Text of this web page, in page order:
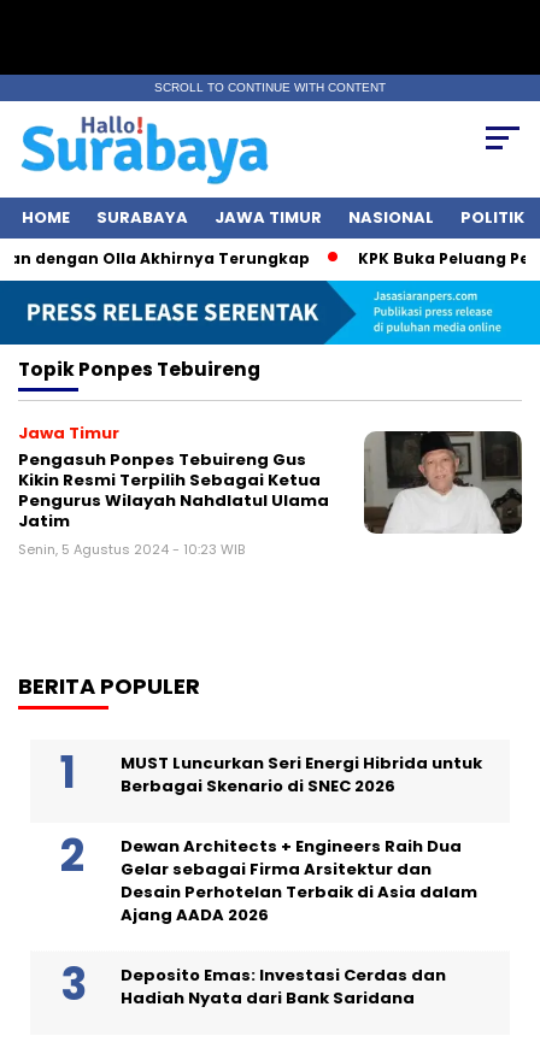
SCROLL TO CONTINUE WITH CONTENT
HOME SURABAYA JAWA TIMUR NASIONAL POLITIK
dengan Olla Akhirnya Terungkap KPK Buka Peluang
TopikPonpes Tebuireng
Jawa Timur
Pengasuh Ponpes Tebuireng Gus
Kikin Resmi Terpilih Sebagai Ketua
Pengurus Wilayah Nahdlatul Ulama
Jatim
Senin, 5 Agustus 2024 - 10:23 WIB
BERITA POPULER
MUST Luncurkan Seri Energi Hibrida untuk
Berbagai Skenario di SNEC 2026
Dewan Architects + Engineers Raih Dua
Gelar sebagai Firma Arsitektur dan
Desain Perhotelan Terbaik di Asia dalam
Ajang AADA 2026
Deposito Emas: Investasi Cerdas dan
Hadiah Nyata dari Bank Saridana